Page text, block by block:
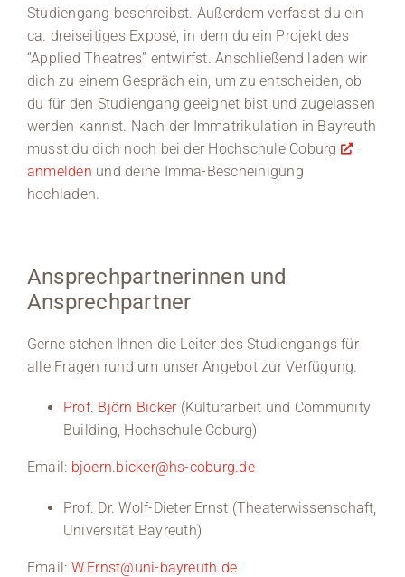
Studiengang beschreibst. Außerdem verfasst du ein
ca. dreiseitiges Exposé, in dem du ein Projekt des
“Applied Theatres” entwirfst. Anschließend laden wir
dich zu einem Gespräch ein, um zu entscheiden, ob
du für den Studiengang geeignet bist und zugelassen
werden kannst. Nach der Immatrikulation in Bayreuth
musst du dich noch bei der Hochschule Coburg
anmelden und deine Imma-Bescheinigung
hochladen.
Ansprechpartnerinnen und
Ansprechpartner
Gerne stehen Ihnen die Leiter des Studiengangs für
alle Fragen rund um unser Angebot zur Verfügung.
Prof. Björn Bicker (Kulturarbeit und Community
Building, Hochschule Coburg)
Email: bjoern.bicker@hs-coburg.de
Prof. Dr. Wolf-Dieter Ernst (Theaterwissenschaft,
Universität Bayreuth)
Email: W.Ernst@uni-bayreuth.de